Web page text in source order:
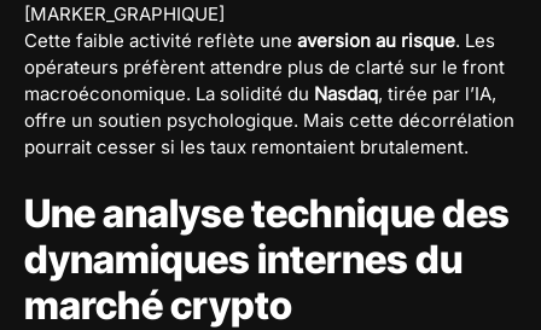
[MARKER_GRAPHIQUE]
Cette faible activité reflète une aversion au risque. Les
opérateurs préfèrent attendre plus de clarté sur le front
macroéconomique. La solidité du Nasdaq, tirée par l’IA,
offre un soutien psychologique. Mais cette décorrélation
pourrait cesser si les taux remontaient brutalement.
Une analyse technique des
dynamiques internes du
marché crypto